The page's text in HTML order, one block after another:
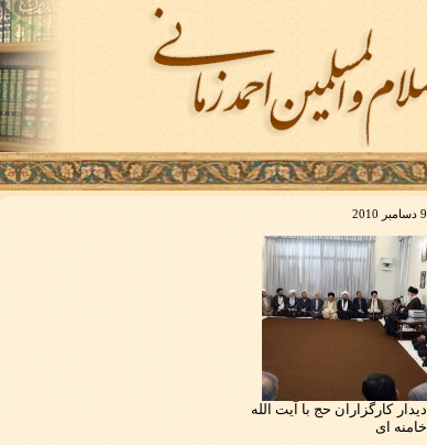
9 دسامبر 2010
دیدار کارگزاران حج با آیت الله
خامنه ای